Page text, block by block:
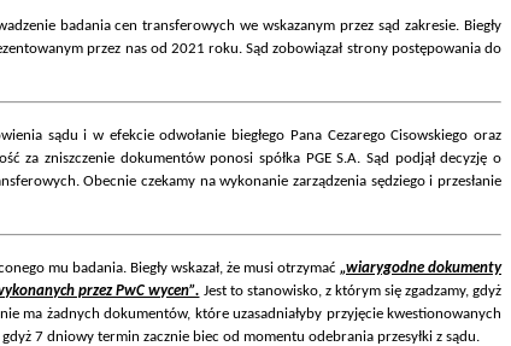
badania cen transferowych we wskazanym przez sąd zakresie. Biegły
przez nas od 2021 roku. Sąd zobowiązał strony postępowania do
sądu i w efekcie odwołanie biegłego Pana Cezarego Cisowskiego oraz
za zniszczenie dokumentów ponosi spółka PGE S.A. Sąd podjął decyzję o
Obecnie czekamy na wykonanie zarządzenia sędziego i przesłanie
mu badania. Biegły wskazał, że musi otrzymać „wiarygodne dokumenty
przez PwC wycen”. Jest to stanowisko, z którym się zgadzamy, gdyż
ma żadnych dokumentów, które uzasadniałyby przyjęcie kwestionowanych
7 dniowy termin zacznie biec od momentu odebrania przesyłki z sądu.